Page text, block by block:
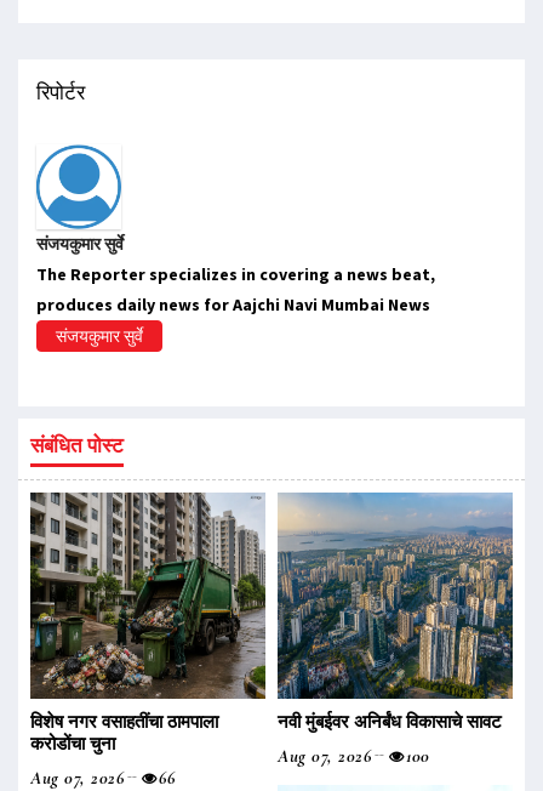
रिपोर्टर
संजयकुमार सुर्वे
The Reporter specializes in covering a news beat,
produces daily news for Aajchi Navi Mumbai News
संजयकुमार सुर्वे
संबंधित पोस्ट
विशेष नगर वसाहतींचा ठामपाला
करोडोंचा चुना
Aug 07, 2026
66
नवी मुंबईवर अनिर्बंध विकासाचे सावट
Aug 07, 2026
100